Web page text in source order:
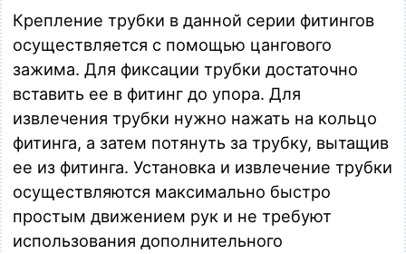
Крепление трубки в данной серии фитингов
осуществляется с помощью цангового
зажима. Для фиксации трубки достаточно
вставить ее в фитинг до упора. Для
извлечения трубки нужно нажать на кольцо
фитинга, а затем потянуть за трубку, вытащив
ее из фитинга. Установка и извлечение трубки
осуществляются максимально быстро
простым движением рук и не требуют
использования дополнительного